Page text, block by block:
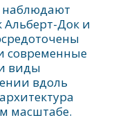
наблюдают
Альберт-Док и
современные
виды
вдоль
масштабе.